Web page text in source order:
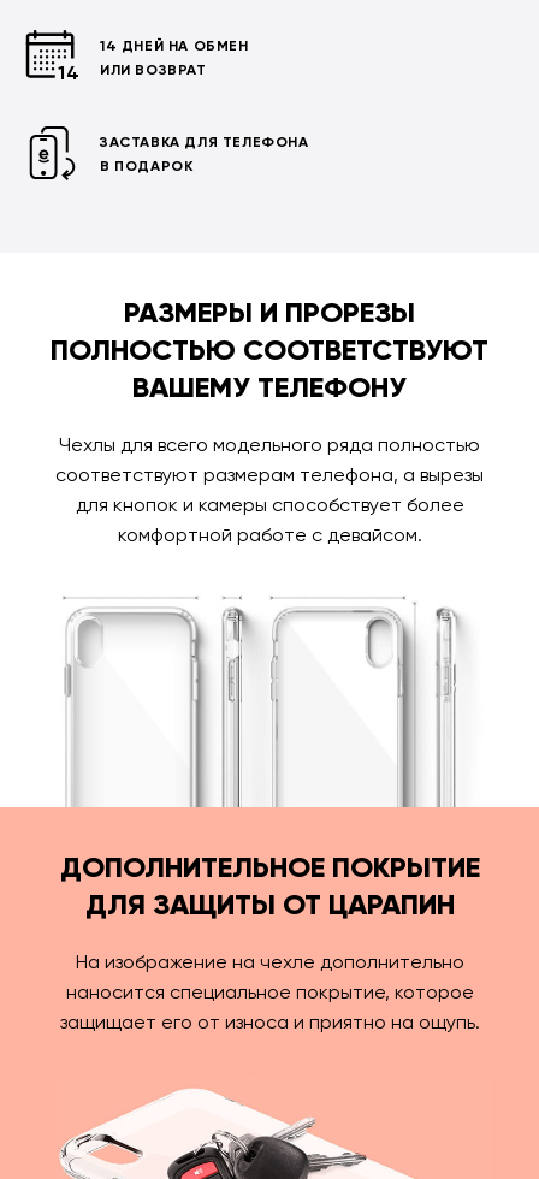
14 ДНЕЙ НА ОБМЕН
ИЛИ ВОЗВРАТ
ЗАСТАВКА ДЛЯ ТЕЛЕФОНА
В ПОДАРОК
РАЗМЕРЫ И ПРОРЕЗЫ
ПОЛНОСТЬЮ СООТВЕТСТВУЮТ
ВАШЕМУ ТЕЛЕФОНУ
Чехлы для всего модельного ряда полностью
соответствуют размерам телефона, а вырезы
для кнопок и камеры способствует более
комфортной работе с девайсом.
ДОПОЛНИТЕЛЬНОЕ ПОКРЫТИЕ
ДЛЯ ЗАЩИТЫ ОТ ЦАРАПИН
На изображение на чехле дополнительно
наносится специальное покрытие, которое
защищает его от износа и приятно на ощупь.